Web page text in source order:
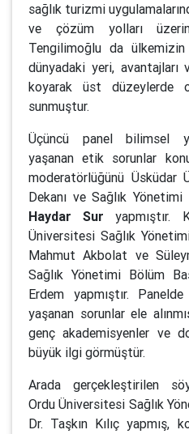
sağlık turizmi
ve çözüm yolları
Tengilimoğlu da ülkemizin
dünyadaki yeri, avantajları
koyarak üst düzeylerde
sunmuştur.
Üçüncü panel bilimsel
yaşanan etik sorunlar
moderatörlüğünü Üsküdar
Dekanı ve Sağlık Yönetimi
Haydar Sur yapmıştır.
Üniversitesi Sağlık
Mahmut Akbolat ve
Sağlık Yönetimi Bölüm
Erdem yapmıştır.
yaşanan sorunlar ele
genç akademisyenler ve
büyük ilgi görmüştür.
Arada gerçekleştirilen
Ordu Üniversitesi Sağlık
Dr. Taşkın Kılıç yapmış,